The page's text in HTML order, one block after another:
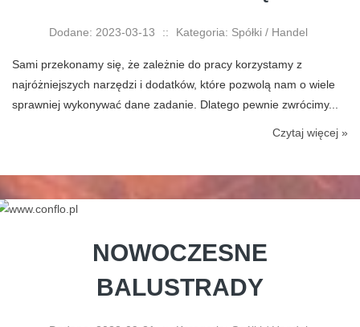
Dodane: 2023-03-13 :: Kategoria: Spółki / Handel
Sami przekonamy się, że zależnie do pracy korzystamy z
najróżniejszych narzędzi i dodatków, które pozwolą nam o wiele
sprawniej wykonywać dane zadanie. Dlatego pewnie zwrócimy...
Czytaj więcej »
NOWOCZESNE
BALUSTRADY